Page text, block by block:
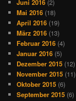
Juni 2016 (2)
Mai 2016 (18)
April 2016 (19)
März 2016 (13)
Februar 2016 (4)
Januar 2016 (5)
Dezember 2015 (12)
November 2015 (11)
Oktober 2015 (6)
September 2015 (6)